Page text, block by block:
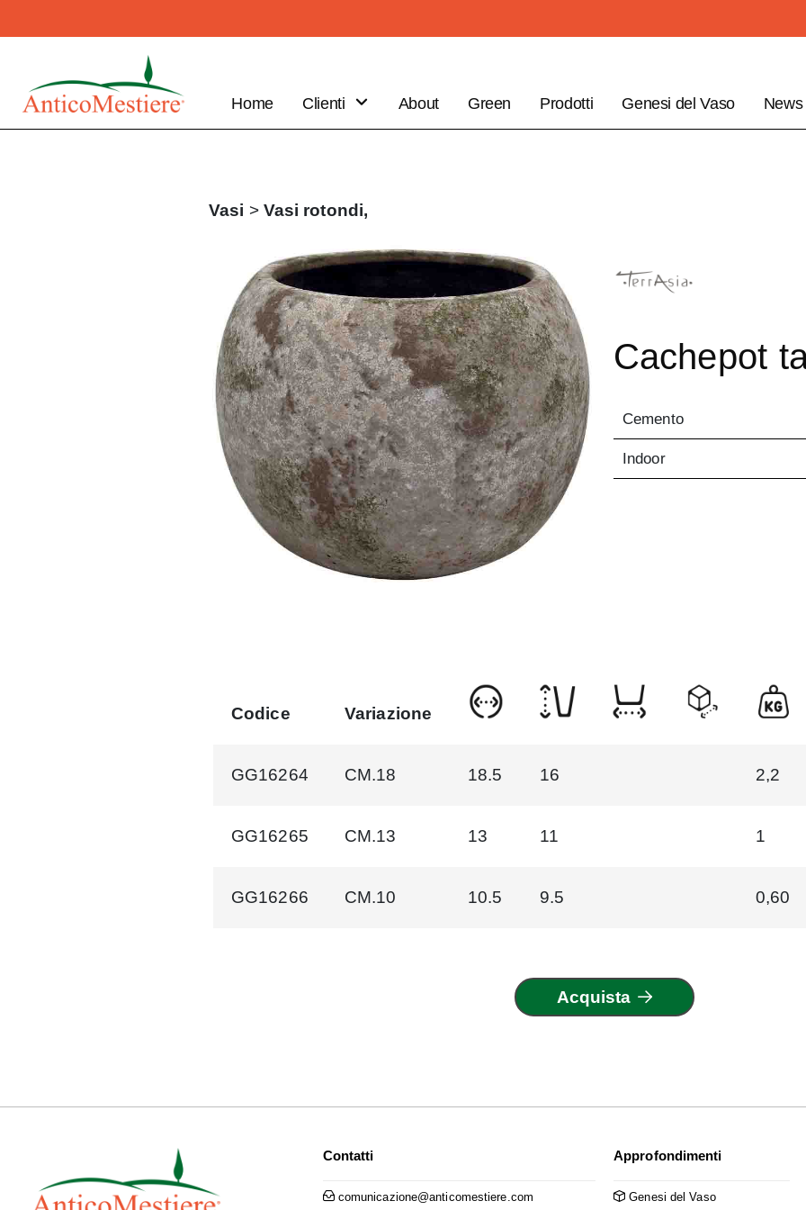
Home
Clienti
About Green Prodotti Genesi del Vaso News
Vasi > Vasi rotondi,
Cachepot
Cemento
Indoor
Codice Variazione
GG16264 CM.18 18.5 16 2,2
GG16265 CM.13 13 11 1
GG16266 CM.10 10.5 9.5 0,60
Acquista
Contatti
comunicazione@anticomestiere.com
Approfondimenti
Genesi del Vaso